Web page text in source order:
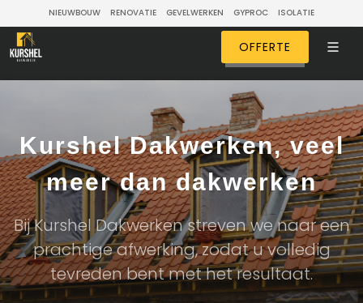
NIEUWBOUW RENOVATIE GEVELWERKEN GYPROC ISOLATIE
OFFERTE
Kurshel Dakwerken, veel
meer dan dakwerken
Bij Kurshel Dakwerken streven we naar een
prachtige afwerking, zodat u volledig
tevreden bent met het resultaat.